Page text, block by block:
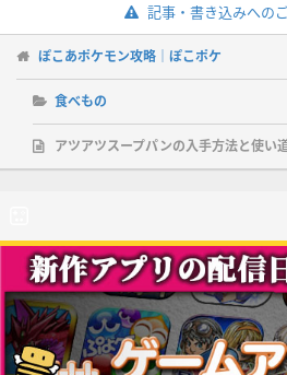
記事・書き込みへの
ぽこあポケモン攻略｜ぽこポケ
食べもの
アツアツスープパンの入手方法と使い